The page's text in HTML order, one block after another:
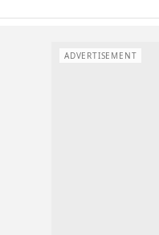
ADVERTISEMENT